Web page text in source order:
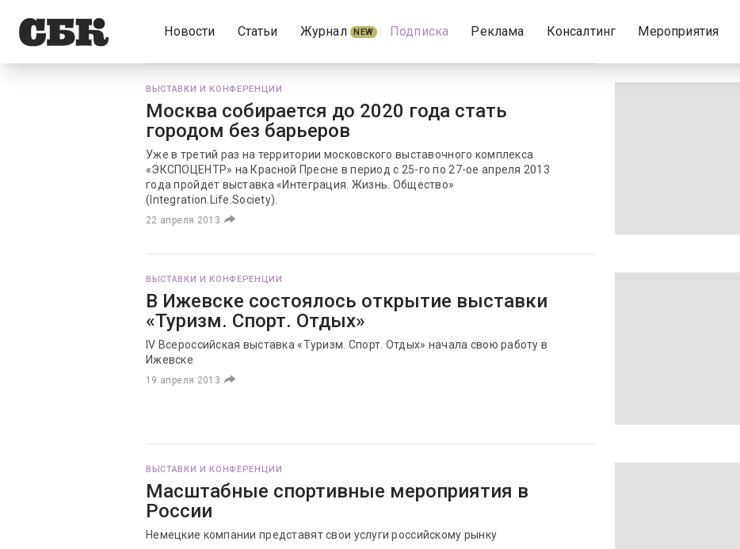
Новости Статьи Журнал NEW Подписка Реклама Консалтинг Мероприятия
ВЫСТАВКИ И КОНФЕРЕНЦИИ
Москва собирается до 2020 года стать
городом без барьеров
Уже в третий раз на территории московского выставочного комплекса
«ЭКСПОЦЕНТР» на Красной Пресне в период с 25-го по 27-ое апреля 2013
года пройдет выставка «Интеграция. Жизнь. Общество»
(Integration.Life.Society).
22 апреля 2013
ВЫСТАВКИ И КОНФЕРЕНЦИИ
В Ижевске состоялось открытие выставки
«Туризм. Спорт. Отдых»
IV Всероссийская выставка «Туризм. Спорт. Отдых» начала свою работу в
Ижевске
19 апреля 2013
ВЫСТАВКИ И КОНФЕРЕНЦИИ
Масштабные спортивные мероприятия в
России
Немецкие компании представят свои услуги российскому рынку